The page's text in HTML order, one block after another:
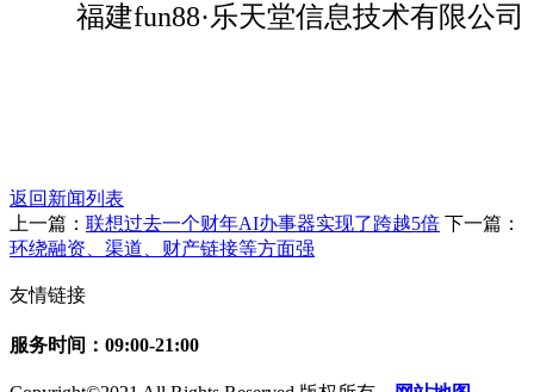
福建fun88·乐天堂信息技术有限公司
返回新闻列表
上一篇： 联想过去一个财年AI办事器实现了跨越5倍 下一篇：
环绕融资、渠道、财产链接等方面强
友情链接
服务时间：09:00-21:00